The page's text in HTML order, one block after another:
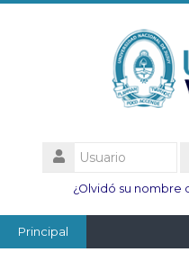
Usuario
Contraseña
¿Olvidó su nombre
Principal